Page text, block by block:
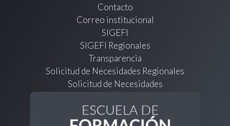
Contacto
Correo institucional
SIGEFI
SIGEFI Regionales
Transparencia
Solicitud de Necesidades Regionales
Solicitud de Necesidades